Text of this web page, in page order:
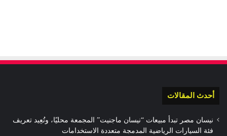
أحدث المقالات
نيسان مصر تبدأ مبيعات “نيسان ماجنيت” المجمعة محليًا، وتُعِيد تعريف
فئة السيارات الرياضية المدمجة متعددة الاستخدامات